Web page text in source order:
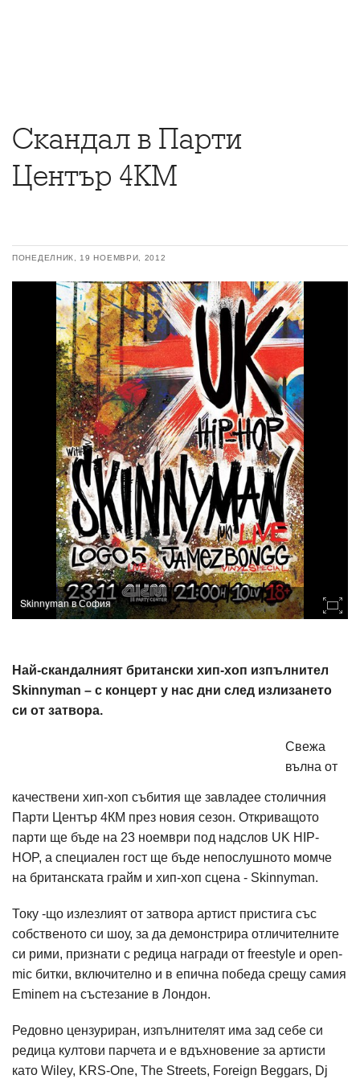
Скандал в Парти
Център 4КМ
ПОНЕДЕЛНИК, 19 НОЕМВРИ, 2012
Skinnyman в София
Най-скандалният британски хип-хоп изпълнител
Skinnyman – с концерт у нас дни след излизането
си от затвора.
Свежа
вълна от
качествени хип-хоп събития ще завладее столичния
Парти Център 4КМ през новия сезон. Откриващото
парти ще бъде на 23 ноември под надслов UK HIP-
HOP, а специален гост ще бъде непослушното момче
на британската грайм и хип-хоп сцена - Skinnyman.
Току -що излезлият от затвора артист пристига със
собственото си шоу, за да демонстрира отличителните
си рими, признати с редица награди от freestyle и open-
mic битки, включително и в епична победа срещу самия
Eminem на състезание в Лондон.
Редовно цензуриран, изпълнителят има зад себе си
редица култови парчета и е вдъхновение за артисти
като Wiley, KRS-One, The Streets, Foreign Beggars, Dj